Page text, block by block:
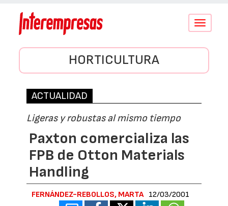
Conmutar
HORTICULTURA
ACTUALIDAD
Ligeras y robustas al mismo tiempo
Paxton comercializa las
FPB de Otton Materials
Handling
FERNÁNDEZ-REBOLLOS, MARTA 12/03/2001